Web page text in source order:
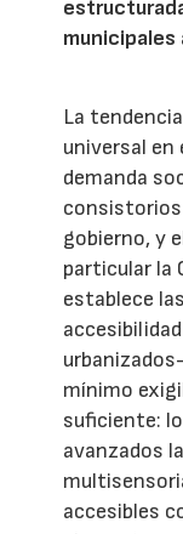
municipales
La
universal en
demanda
consistorios
gobierno, y
particular la
establece
mínimo
suficiente:
avanzados
accesibles